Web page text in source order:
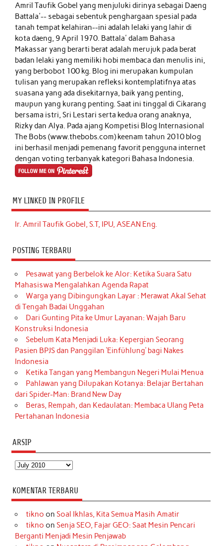
Amril Taufik Gobelyang menjuluki dirinya sebagai Daeng
Battala'-- sebagai sebentuk penghargaan spesial pada
tanah tempat kelahiran--ini adalah lelaki yang lahir di
kota daeng, 9 April 1970. Battala' dalam Bahasa
Makassar yang berarti berat adalah merujuk pada berat
badan lelaki yang memiliki hobi membaca dan menulis ini,
yang berbobot 100 kg. Blog ini merupakan kumpulan
tulisan yang merupakan refleksi kontemplatifnya atas
suasana yang ada disekitarnya, baik yang penting,
maupun yang kurang penting. Saat ini tinggal di Cikarang
bersama istri, Sri Lestari serta kedua orang anaknya,
Rizky dan Alya. Pada ajang Kompetisi Blog Internasional
The Bobs (www.thebobs.com) keenam tahun 2010 blog
ini berhasil menjadi pemenang favorit pengguna internet
dengan voting terbanyak kategori Bahasa Indonesia.
MY LINKED IN PROFILE
Ir. Amril Taufik Gobel, S.T, IPU, ASEAN Eng.
POSTING TERBARU
Pesawat yang Berbelok ke Alor: Ketika Suara Satu
Mahasiswa Mengalahkan Agenda Rapat
Warga yang Dibingungkan Layar : Merawat Akal Sehat
di Tengah Badai Unggahan
Dari Gunting Pita ke Umur Layanan: Wajah Baru
Konstruksi Indonesia
Sebelum Kata Menjadi Luka: Kepergian Seorang
Pasien BPJS dan Panggilan ‘Einfühlung’ bagi Nakes
Indonesia
Ketika Tangan yang Membangun Negeri Mulai Menua
Pahlawan yang Dilupakan Kotanya: Belajar Bertahan
dari Spider-Man: Brand New Day
Beras, Rempah, dan Kedaulatan: Membaca Ulang Peta
Pertahanan Indonesia
ARSIP
Arsip
KOMENTAR TERBARU
tikno on Soal Ikhlas, Kita Semua Masih Amatir
tikno on Senja SEO, Fajar GEO: Saat Mesin Pencari
Berganti Menjadi Mesin Penjawab